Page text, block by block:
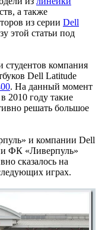
а также
из серии Dell
этой статьи под
студентов компания
Dell Latitude
. На данный момент
2010 году такие
решать большое
и компании Dell
ФК «Ливерпуль»
сказалось на
играх.